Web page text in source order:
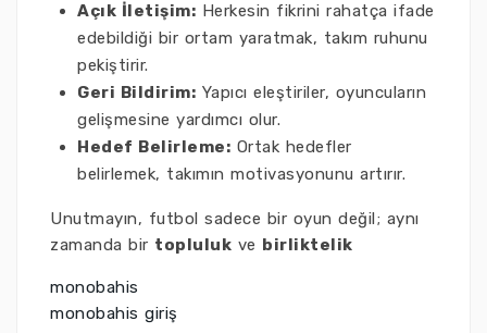
Açık İletişim: Herkesin fikrini rahatça ifade
edebildiği bir ortam yaratmak, takım ruhunu
pekiştirir.
Geri Bildirim: Yapıcı eleştiriler, oyuncuların
gelişmesine yardımcı olur.
Hedef Belirleme: Ortak hedefler
belirlemek, takımın motivasyonunu artırır.
Unutmayın, futbol sadece bir oyun değil; aynı
zamanda bir topluluk ve birliktelik
monobahis
monobahis giriş